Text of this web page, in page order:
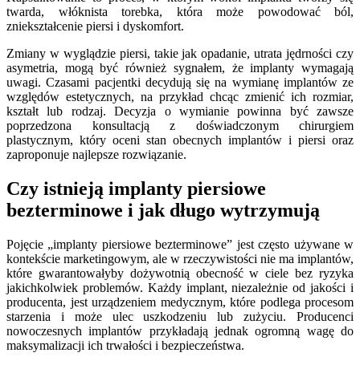
twarda, włóknista torebka, która może powodować ból,
zniekształcenie piersi i dyskomfort.
Zmiany w wyglądzie piersi, takie jak opadanie, utrata jędrności czy
asymetria, mogą być również sygnałem, że implanty wymagają
uwagi. Czasami pacjentki decydują się na wymianę implantów ze
względów estetycznych, na przykład chcąc zmienić ich rozmiar,
kształt lub rodzaj. Decyzja o wymianie powinna być zawsze
poprzedzona konsultacją z doświadczonym chirurgiem
plastycznym, który oceni stan obecnych implantów i piersi oraz
zaproponuje najlepsze rozwiązanie.
Czy istnieją implanty piersiowe
bezterminowe i jak długo wytrzymują
Pojęcie „implanty piersiowe bezterminowe” jest często używane w
kontekście marketingowym, ale w rzeczywistości nie ma implantów,
które gwarantowałyby dożywotnią obecność w ciele bez ryzyka
jakichkolwiek problemów. Każdy implant, niezależnie od jakości i
producenta, jest urządzeniem medycznym, które podlega procesom
starzenia i może ulec uszkodzeniu lub zużyciu. Producenci
nowoczesnych implantów przykładają jednak ogromną wagę do
maksymalizacji ich trwałości i bezpieczeństwa.